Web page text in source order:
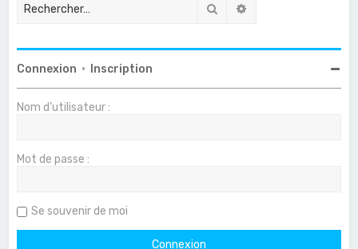
Rechercher
Connexion • Inscription
Nom d’utilisateur :
Mot de passe :
Se souvenir de moi